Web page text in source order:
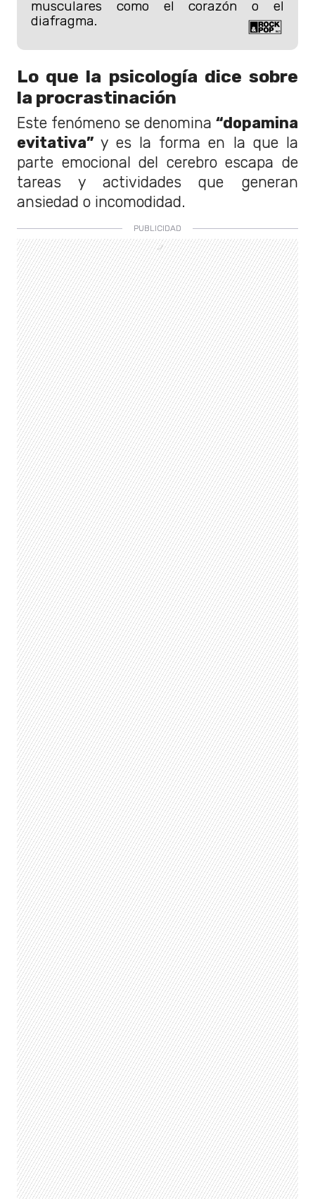
musculares como el corazón o el
diafragma.
Lo que la psicología dice sobre
la procrastinación
Este fenómeno se denomina “dopamina
evitativa” y es la forma en la que la
parte emocional del cerebro escapa de
tareas y actividades que generan
ansiedad o incomodidad.